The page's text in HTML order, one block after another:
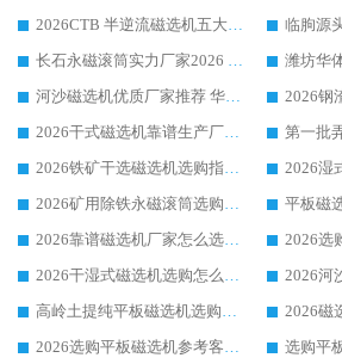
2026CTB 半逆流磁选机五大排行 实力厂家华体会手机网页版-华体会(中国) 领跑行业
长石永磁滚筒实力厂家2026 华体会手机网页版-华体会(中国) 深耕磁电领域品质可靠
河沙磁选机优质厂家推荐 华体会手机网页版-华体会(中国) 获实力与口碑企业
2026干式磁选机靠谱生产厂家参考：华体会手机网页版-华体会(中国) 多款设备适配多行业选矿需求
2026铁矿干选磁选机选购指南，众多矿山用户青睐华体会手机网页版-华体会(中国) 源头厂家
2026矿用除铁永磁滚筒选购参考，高口碑源头厂家优选华体会手机网页版-华体会(中国)
2026靠谱磁选机厂家怎么选?综合实测，众多客户青睐华体会手机网页版-华体会(中国) 设备
2026干湿式磁选机选购怎么选?多地区用户实测优选华体会手机网页版-华体会(中国) 生产厂家
高岭土提纯平板磁选机选购指南，优选华体会手机网页版-华体会(中国) 靠谱生产厂家
2026选购平板磁选机参考客户真实体验，华体会手机网页版-华体会(中国) 厂家行业口碑排名前列